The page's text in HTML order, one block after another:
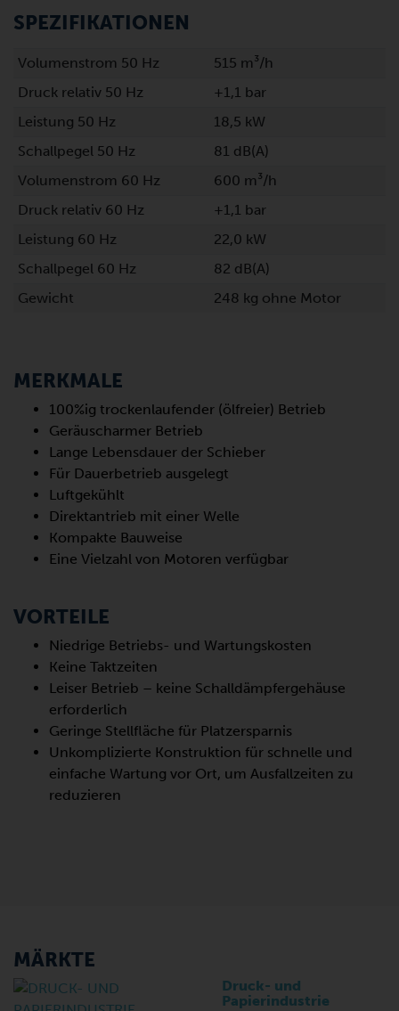
SPEZIFIKATIONEN
Volumenstrom 50 Hz
515 m³/h
Druck relativ 50 Hz
+1,1 bar
Leistung 50 Hz
18,5 kW
Schallpegel 50 Hz
81 dB(A)
Volumenstrom 60 Hz
600 m³/h
Druck relativ 60 Hz
+1,1 bar
Leistung 60 Hz
22,0 kW
Schallpegel 60 Hz
82 dB(A)
Gewicht
248 kg ohne Motor
MERKMALE
100%ig trockenlaufender (ölfreier) Betrieb
Geräuscharmer Betrieb
Lange Lebensdauer der Schieber
Für Dauerbetrieb ausgelegt
Luftgekühlt
Direktantrieb mit einer Welle
Kompakte Bauweise
Eine Vielzahl von Motoren verfügbar
VORTEILE
Niedrige Betriebs- und Wartungskosten
Keine Taktzeiten
Leiser Betrieb – keine Schalldämpfergehäuse
erforderlich
Geringe Stellfläche für Platzersparnis
Unkomplizierte Konstruktion für schnelle und
einfache Wartung vor Ort, um Ausfallzeiten zu
reduzieren
MÄRKTE
Druck- und
Papierindustrie